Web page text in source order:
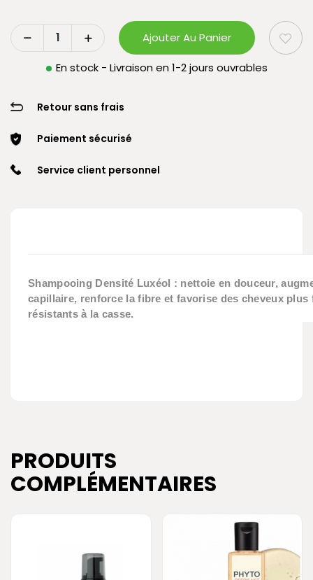
Ajouter Au Panier
En stock - Livraison en 1-2 jours ouvrables
Retour sans frais
Paiement sécurisé
Service client personnel
Shampooing Densité Luxéol : nettoie en douceur,
capillaire, renforce la fibre et favorise des cheveux
résistants à la casse.
PRODUITS
COMPLÉMENTAIRES